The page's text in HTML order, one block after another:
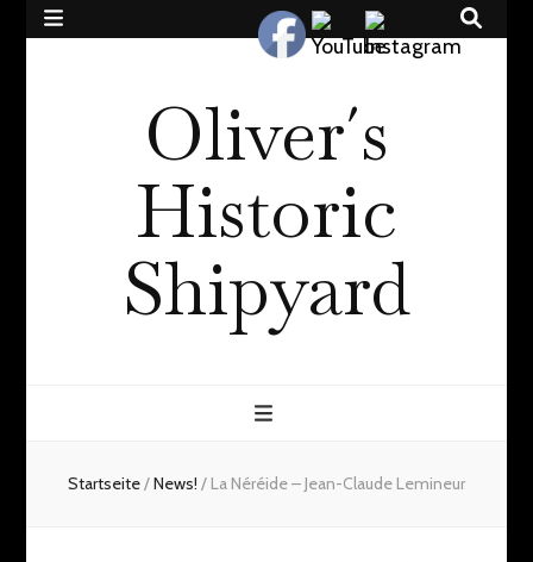
Oliver´s
Historic
Shipyard
Startseite/News! / La Néréide – Jean-Claude Lemineur